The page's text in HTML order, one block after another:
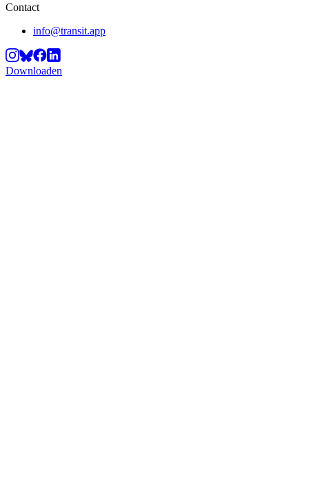
Contact
info@transit.app
Downloaden